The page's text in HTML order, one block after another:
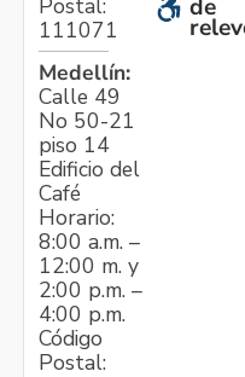
Postal:
111071
Medellín:
Calle 49
No 50-21
piso 14
Edificio del
Café
Horario:
8:00 a.m. –
12:00 m. y
2:00 p.m. –
4:00 p.m.
Código
Postal:
de